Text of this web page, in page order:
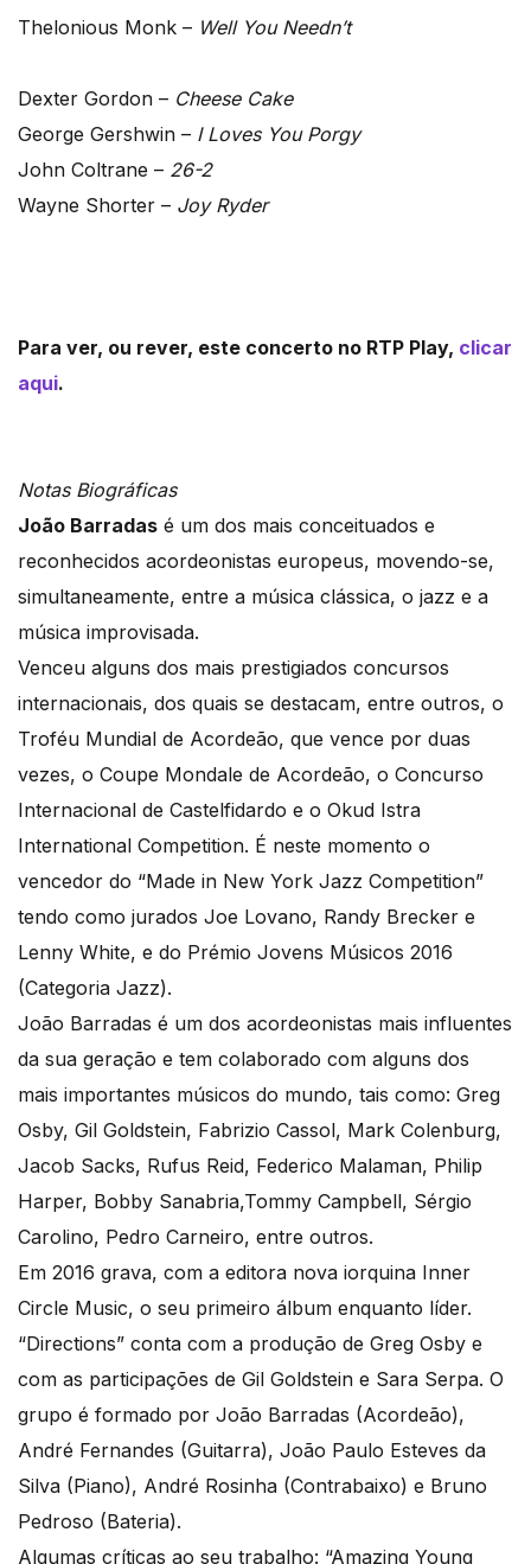
Thelonious Monk – Well You Needn’t
Dexter Gordon – Cheese Cake
George Gershwin – I Loves You Porgy
John Coltrane – 26-2
Wayne Shorter – Joy Ryder
Para ver, ou rever, este concerto no RTP Play, clicar
aqui.
Notas Biográficas
João Barradas é um dos mais conceituados e
reconhecidos acordeonistas europeus, movendo-se,
simultaneamente, entre a música clássica, o jazz e a
música improvisada.
Venceu alguns dos mais prestigiados concursos
internacionais, dos quais se destacam, entre outros, o
Troféu Mundial de Acordeão, que vence por duas
vezes, o Coupe Mondale de Acordeão, o Concurso
Internacional de Castelfidardo e o Okud Istra
International Competition. É neste momento o
vencedor do “Made in New York Jazz Competition”
tendo como jurados Joe Lovano, Randy Brecker e
Lenny White, e do Prémio Jovens Músicos 2016
(Categoria Jazz).
João Barradas é um dos acordeonistas mais influentes
da sua geração e tem colaborado com alguns dos
mais importantes músicos do mundo, tais como: Greg
Osby, Gil Goldstein, Fabrizio Cassol, Mark Colenburg,
Jacob Sacks, Rufus Reid, Federico Malaman, Philip
Harper, Bobby Sanabria,Tommy Campbell, Sérgio
Carolino, Pedro Carneiro, entre outros.
Em 2016 grava, com a editora nova iorquina Inner
Circle Music, o seu primeiro álbum enquanto líder.
“Directions” conta com a produção de Greg Osby e
com as participações de Gil Goldstein e Sara Serpa. O
grupo é formado por João Barradas (Acordeão),
André Fernandes (Guitarra), João Paulo Esteves da
Silva (Piano), André Rosinha (Contrabaixo) e Bruno
Pedroso (Bateria).
Algumas críticas ao seu trabalho: “Amazing Young